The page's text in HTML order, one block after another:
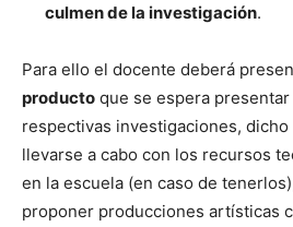
culmen de la investigación.
Para ello el docente deberá
producto que se espera
respectivas investigaciones,
llevarse a cabo con los recursos
en la escuela (en caso de
proponer producciones artísticas